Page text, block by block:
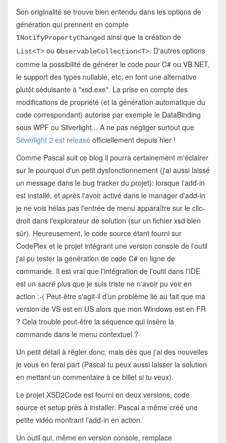
Son originalité se trouve bien entendu dans les options de
génération qui prennent en compte
INotifyPropertyChangedainsi que la création de
List<T>ou ObservableCollection<T>. D'autres options
comme la possibilité de générer le code pour C# ou VB.NET,
le support des types nullable, etc, en font une alternative
plutôt séduisante à "xsd.exe". La prise en compte des
modifications de propriété (et la génération automatique du
code correspondant) autorise par exemple le DataBinding
sous WPF ou Silverlight... A ne pas négliger surtout que
Silverlight 2 est releasé officiellement depuis hier !
Comme Pascal suit ce blog il pourra certainement m'éclairer
sur le pourquoi d'un petit dysfonctionnement (j'ai aussi laissé
un message dans le bug tracker du projet): lorsque l'add-in
est installé, et après l'avoir activé dans le manager d'add-in
je ne vois hélas pas l'entrée de menu apparaître sur le clic-
droit dans l'explorateur de solution (sur un fichier xsd bien
sûr). Heureusement, le code source étant fourni sur
CodePlex et le projet intégrant une version console de l'outil
j'ai pu tester la génération de code C# en ligne de
commande. Il est vrai que l'intégration de l'outil dans l'IDE
est un sacré plus que je suis triste ne n'avoir pu voir en
action :-( Peut-être s'agit-il d'un problème lié au fait que ma
version de VS est en US alors que mon Windows est en FR
? Cela trouble peut-être la séquence qui insère la
commande dans le menu contextuel ?
Un petit détail à régler donc, mais dès que j'ai des nouvelles
je vous en ferai part (Pascal tu peux aussi laisser la solution
en mettant un commentaire à ce billet si tu veux).
Le projet XSD2Code est fourni en deux versions, code
source et setup près à installer. Pascal a même créé une
petite vidéo montrant l'add-in en action.
Un outil qui, même en version console, remplace